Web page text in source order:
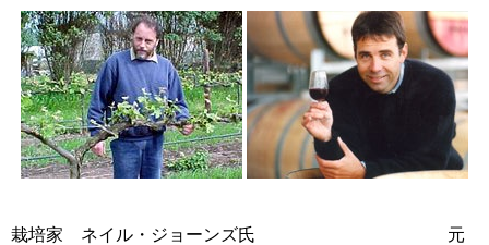
栽培家 ネイル・ジョーンズ氏 元